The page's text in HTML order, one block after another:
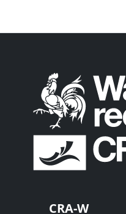
CRA-W